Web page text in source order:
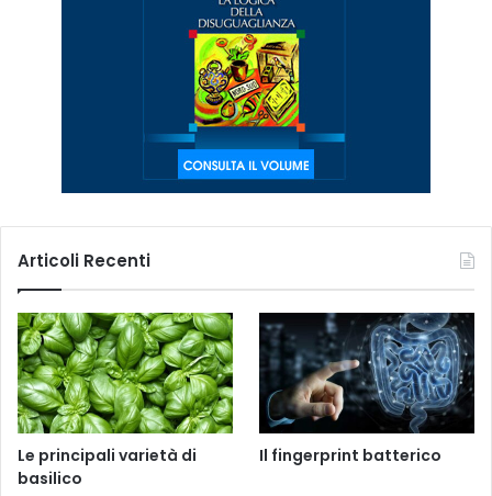
Articoli Recenti
Le principali varietà di
basilico
Il fingerprint batterico